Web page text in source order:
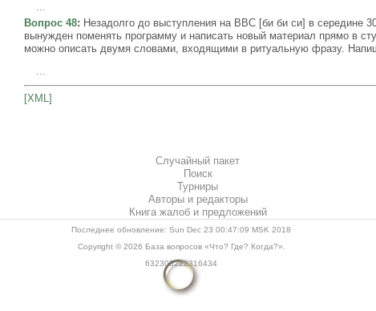
...
Вопрос 48: Незадолго до выступления на BBC [би би си] в середине
вынужден поменять программу и написать новый материал прямо в
можно описать двумя словами, входящими в ритуальную фразу.
...
[XML]
Случайный пакет
Поиск
Турниры
Авторы и редакторы
Книга жалоб и предложений
Последнее обновление: Sun Dec 23 00:47:09 MSK 2018
Copyright © 2026 База вопросов «Что? Где? Когда?»
632305222316434